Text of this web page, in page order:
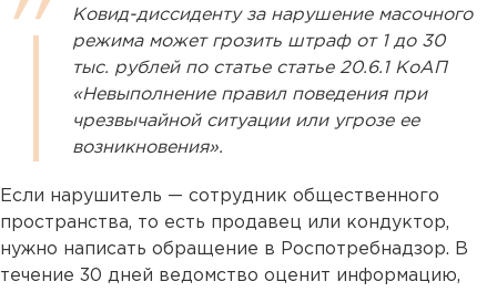
Ковид-диссиденту за нарушение масочного
режима может грозить штраф от 1 до 30
тыс. рублей по статье статье 20.6.1 КоАП
«Невыполнение правил поведения при
чрезвычайной ситуации или угрозе ее
возникновения».
Если нарушитель — сотрудник общественного
пространства, то есть продавец или кондуктор,
нужно написать обращение в Роспотребнадзор. В
течение 30 дней ведомство оценит информацию,